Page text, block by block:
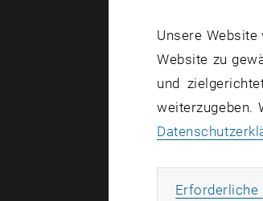
Unsere
Website zu
und
weiterzugeben.
Erforderliche